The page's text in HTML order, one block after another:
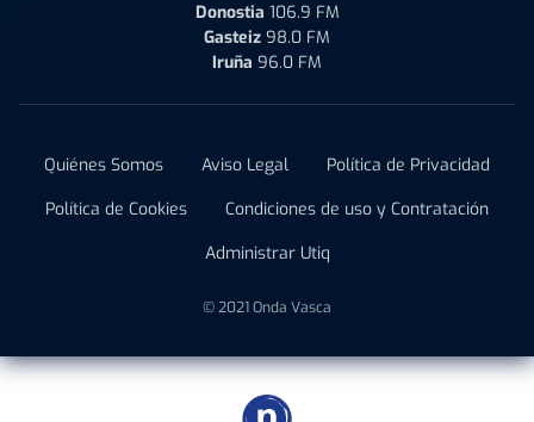
Donostia 106.9 FM
Gasteiz 98.0 FM
Iruña 96.0 FM
Quiénes Somos Aviso Legal
Política de Privacidad
Política de Cookies
Condiciones de uso y Contratación
Administrar Utiq
© 2021 Onda Vasca